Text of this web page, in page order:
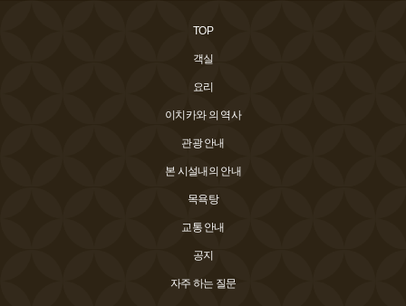
TOP
객실
요리
이치카와 의 역사
관광 안내
본 시설내의 안내
목욕탕
교통 안내
공지
자주 하는 질문